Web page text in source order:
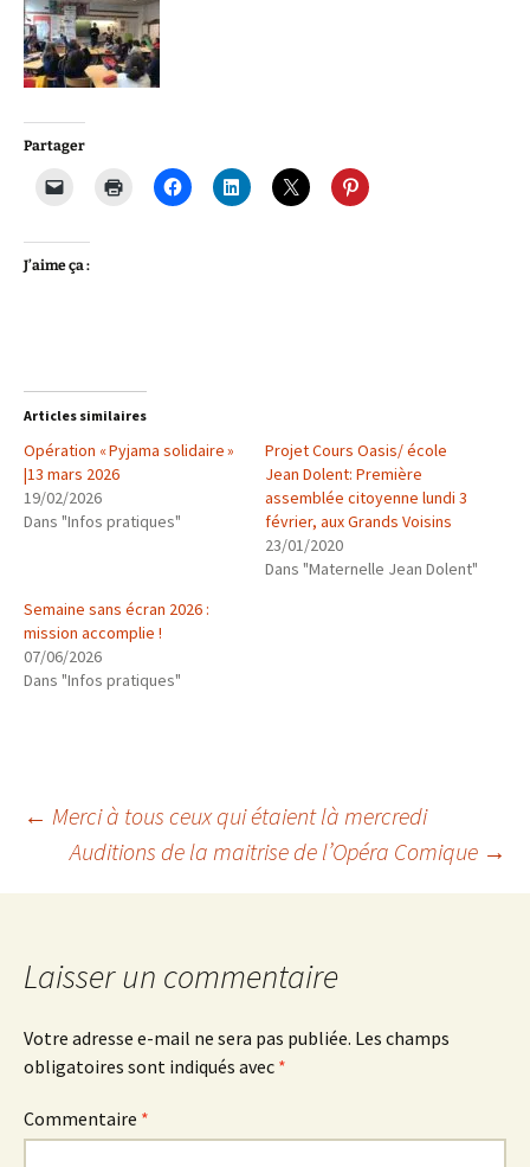
Partager
J’aime ça :
Articles similaires
Opération « Pyjama solidaire »
|13 mars 2026
19/02/2026
Dans "Infos pratiques"
Projet Cours Oasis/ école
Jean Dolent: Première
assemblée citoyenne lundi 3
février, aux Grands Voisins
23/01/2020
Dans "Maternelle Jean Dolent"
Semaine sans écran 2026 :
mission accomplie !
07/06/2026
Dans "Infos pratiques"
Navigation
des
articles
← Merci à tous ceux qui étaient là mercredi
Auditions de la maitrise de l’Opéra Comique →
Laisser un commentaire
Votre adresse e-mail ne sera pas publiée. Les champs
obligatoires sont indiqués avec *
Commentaire *